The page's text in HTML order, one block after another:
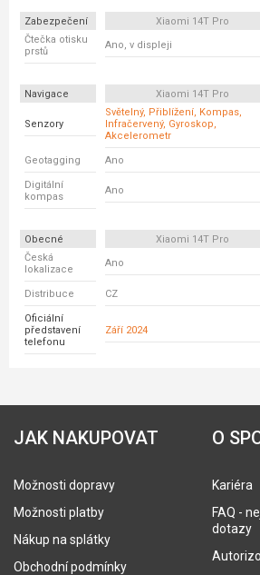
Zabezpečení Xiaomi 14T Pro
Čtečka otisku
prstů
Ano, v displeji
Navigace Xiaomi 14T Pro
Senzory
Světelný, Přiblížení, Kompas,
Infračervený, Gyroskop,
Akcelerometr
Geotagging Ano
Digitální
kompas
Ano
Obecné Xiaomi 14T Pro
Česká
lokalizace
Ano
Distribuce CZ
Oficiální
představení
telefonu
Září 2024
JAK NAKUPOVAT
Možnosti dopravy
Možnosti platby
Nákup na splátky
Obchodní podmínky
O
Kariéra
FAQ -
dotazy